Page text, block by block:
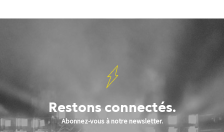
Restons connectés.
Abonnez-vous à notre newsletter.